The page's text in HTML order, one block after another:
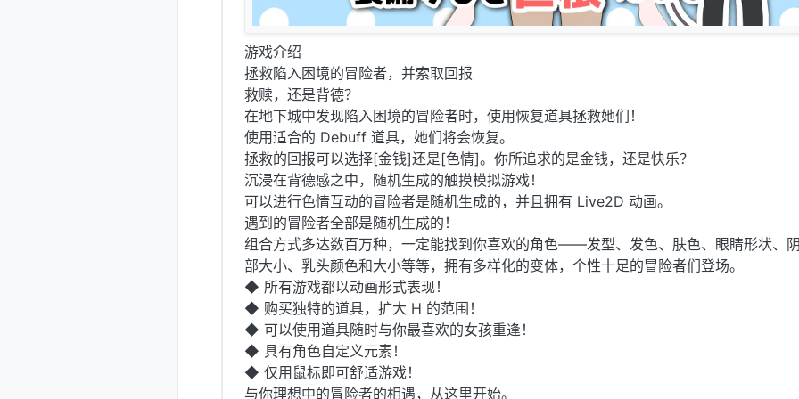
游戏介绍
拯救陷入困境的冒险者，并索取回报
救赎，还是背德？
在地下城中发现陷入困境的冒险者时，使用恢复道具拯救她们！
使用适合的 Debuff 道具，她们将会恢复。
拯救的回报可以选择[金钱]还是[色情]。你所追求的是金钱，还是快乐？
沉浸在背德感之中，随机生成的触摸模拟游戏！
可以进行色情互动的冒险者是随机生成的，并且拥有 Live2D 动画。
遇到的冒险者全部是随机生成的！
组合方式多达数百万种，一定能找到你喜欢的角色——发型、发色、肤色、眼睛形状、
部大小、乳头颜色和大小等等，拥有多样化的变体，个性十足的冒险者们登场。
◆ 所有游戏都以动画形式表现！
◆ 购买独特的道具，扩大 H 的范围！
◆ 可以使用道具随时与你最喜欢的女孩重逢！
◆ 具有角色自定义元素！
◆ 仅用鼠标即可舒适游戏！
与你理想中的冒险者的相遇，从这里开始。